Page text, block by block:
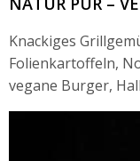
Knackiges
Folienkartoffeln,
vegane Burger,